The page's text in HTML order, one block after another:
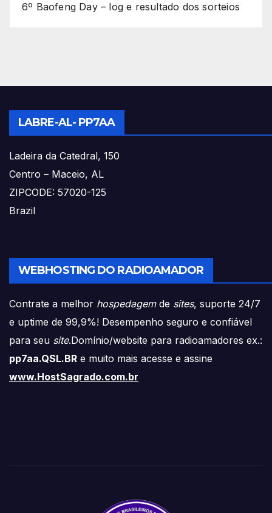
6º Baofeng Day – log e resultado dos sorteios
LABRE-AL- PP7AA
Ladeira da Catedral, 150
Centro – Maceio, AL
ZIPCODE: 57020-125
Brazil
WEBHOSTING DO RADIOAMADOR
Contrate a melhor hospedagemde sites, suporte 24/7
e uptime de 99,9%! Desempenho seguro e confiável
para seu site.Domínio/website para radioamadores ex.:
pp7aa.QSL.BR e muito mais acesse e assine
www.HostSagrado.com.br